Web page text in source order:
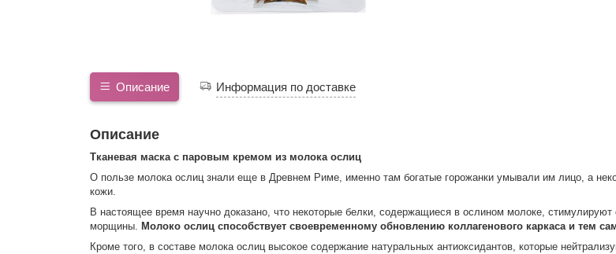
Описание Информация по доставке
Описание
Тканевая маска с паровым кремом из молока ослиц
О пользе молока ослиц знали еще в Древнем Риме, именно там богатые горожанки умывали им лицо, а
кожи.
В настоящее время научно доказано, что некоторые белки, содержащиеся в ослином молоке, стимулируют
морщины.
Молоко ослиц способствует своевременному обновлению коллагенового каркаса и тем
Кроме того, в составе молока ослиц высокое содержание натуральных антиоксидантов, которые